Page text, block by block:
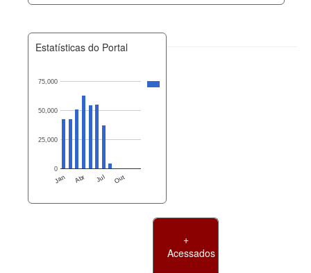
Estatísticas do Portal
Jan Abr Jul Out
0
25,000
50,000
75,000
+
Acessados